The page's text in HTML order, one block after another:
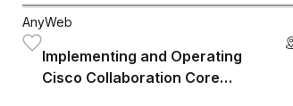
AnyWeb
Implementing and Operating
Cisco Collaboration Core